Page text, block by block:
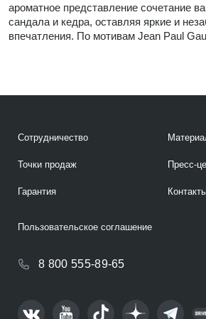
ароматное представление сочетание
сандала и кедра, оставляя яркие и
впечатления. По мотивам Jean Paul
Сотрудничество
Точки продаж
Гарантия
Пресс-
8 800 555-89-65
Пользовательское соглашение